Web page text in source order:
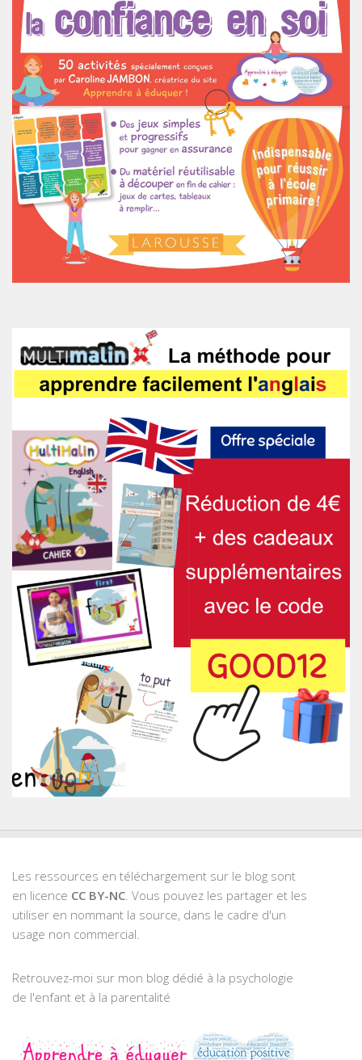
Les ressources en téléchargement sur le blog sont
en licence CC BY-NC . Vous pouvez les partager et les
utiliser en nommant la source, dans le cadre d'un
usage non commercial.
Retrouvez-moi sur mon blog dédié à la psychologie
de l'enfant et à la parentalité